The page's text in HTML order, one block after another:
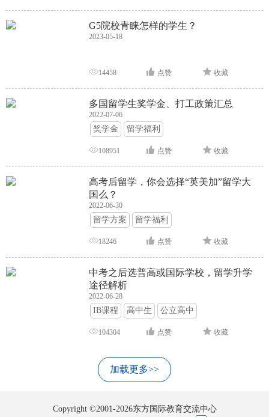
G5院校青睐怎样的学生？
2023-05-18
14458 点赞 收藏
多国留学生奖学金、打工政策汇总
2022-07-06
奖学金 留学福利
108951 点赞 收藏
高考后留学，你会选择“英美加”留学大
国么？
2022-06-30
留学方案 留学福利
18246 点赞 收藏
中考之后选普高或国际学校，留学升学
途径解析
2022-06-28
IB课程 高中生 公立高中
104304 点赞 收藏
加载更多>>
Copyright ©2001-2026东方国际教育交流中心